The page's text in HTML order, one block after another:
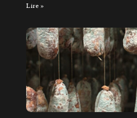
Lire »